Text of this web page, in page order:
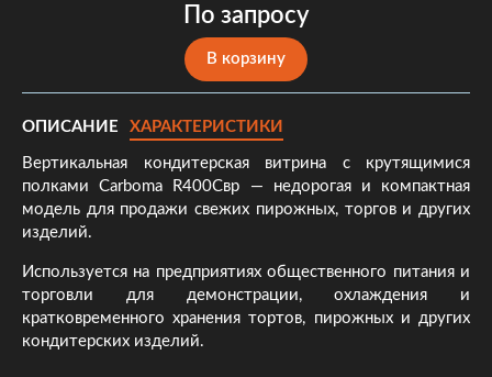
По запросу
В корзину
ОПИСАНИЕ ХАРАКТЕРИСТИКИ
Вертикальная кондитерская витрина с крутящимися
полками Carboma R400Свр — недорогая и компактная
модель для продажи свежих пирожных, торгов и других
изделий.
Используется на предприятиях общественного питания и
торговли для демонстрации, охлаждения и
кратковременного хранения тортов, пирожных и других
кондитерских изделий.